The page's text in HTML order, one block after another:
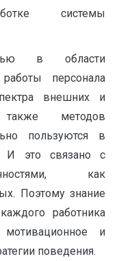
системы
в области
персонала
внешних и
методов
пользуются в
И это связано с
как
Поэтому знание
работника
и
поведения.